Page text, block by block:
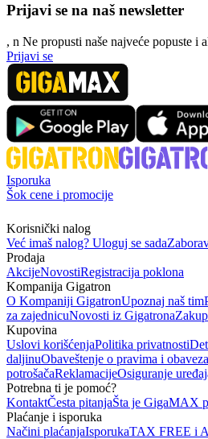
Prijavi se na naš newsletter
, n Ne propusti naše najveće popuste i
Prijavi se
Isporuka
Šok cene i promocije
Korisnički nalog
Već imaš nalog? Uloguj se sada
Prodaja
AkcijeNovostiRegistracija poklona
Kompanija Gigatron
O Kompaniji GigatronUpoznaj naš tim
za zajednicuNovosti iz Gigatrona
Kupovina
Uslovi korišćenjaPolitika privatnosti
daljinuObaveštenje o pravima i
potrošačaReklamacijeOsiguranje
Potrebna ti je pomoć?
KontaktČesta pitanjaŠta je GigaMAX
Plaćanje i isporuka
Načini plaćanjaIsporukaTAX FREE i